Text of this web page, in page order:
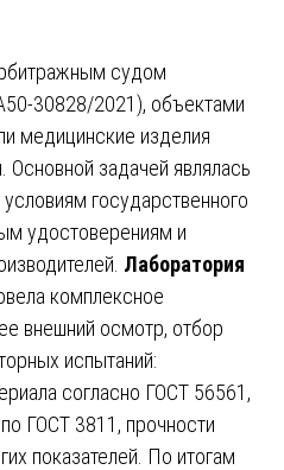
судом
30828/2021), объектами
медицинские изделия
Основной задачей являлась
государственного
удостоверениям и
Лаборатория
комплексное
внешний осмотр, отбор
испытаний:
согласно ГОСТ 56561,
ГОСТ 3811, прочности
показателей. По итогам